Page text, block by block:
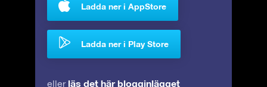
Ladda ner i AppStore
Ladda ner i Play Store
eller läs det här blogginlägget